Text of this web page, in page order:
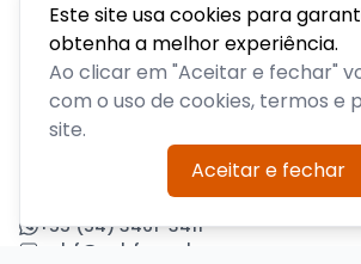
Este site usa cookies para
obtenha a melhor experiência.
Ao clicar em "Aceitar e fechar"
com o uso de cookies, termos e
site.
Aceitar e fechar
Acompanhe todas as notícias sobre o
ingressos, serviços aos sócios, serviços
informações sobre o clube.
Precisa de ajuda?
+55 (54) 3461-3411
acbf@acbf.com.br